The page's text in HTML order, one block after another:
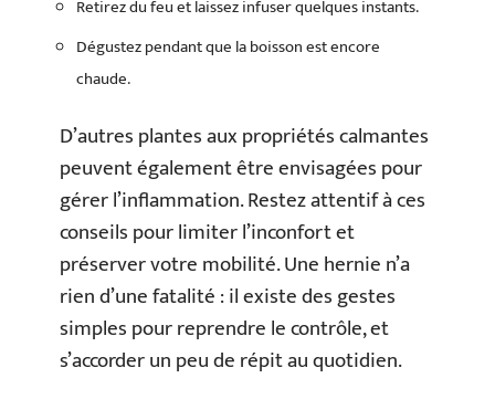
Retirez du feu et laissez infuser quelques instants.
Dégustez pendant que la boisson est encore
chaude.
D’autres plantes aux propriétés calmantes
peuvent également être envisagées pour
gérer l’inflammation. Restez attentif à ces
conseils pour limiter l’inconfort et
préserver votre mobilité. Une hernie n’a
rien d’une fatalité : il existe des gestes
simples pour reprendre le contrôle, et
s’accorder un peu de répit au quotidien.